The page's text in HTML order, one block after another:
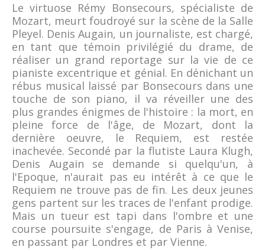
Le virtuose Rémy Bonsecours, spécialiste de
Mozart, meurt foudroyé sur la scène de la Salle
Pleyel. Denis Augain, un journaliste, est chargé,
en tant que témoin privilégié du drame, de
réaliser un grand reportage sur la vie de ce
pianiste excentrique et génial. En dénichant un
rébus musical laissé par Bonsecours dans une
touche de son piano, il va réveiller une des
plus grandes énigmes de l'histoire : la mort, en
pleine force de l'âge, de Mozart, dont la
dernière oeuvre, le Requiem, est restée
inachevée. Secondé par la flutiste Laura Klugh,
Denis Augain se demande si quelqu'un, à
l'Epoque, n'aurait pas eu intérêt à ce que le
Requiem ne trouve pas de fin. Les deux jeunes
gens partent sur les traces de l'enfant prodige.
Mais un tueur est tapi dans l'ombre et une
course poursuite s'engage, de Paris à Venise,
en passant par Londres et par Vienne.